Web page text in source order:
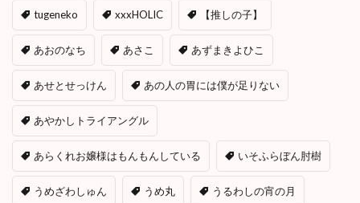
tugeneko xxxHOLIC 【推しの子】
あおのなち あさこ あずまきよひこ
あせとせっけん あの人の胃には僕が足りない
あやかしトライアングル
あらくれお嬢様はもんもんしている いそふらぼん肘樹
うめざわしゅん うめ丸 うるわしの宵の月